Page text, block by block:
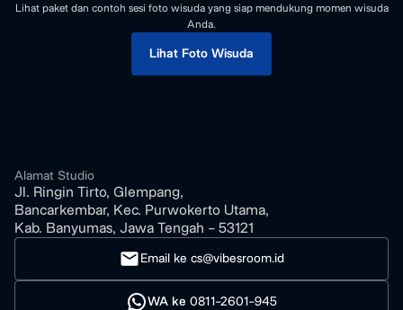
Lihat paket dan contoh sesi foto wisuda yang siap mendukung momen wisuda
Anda.
Lihat Foto Wisuda
Alamat Studio
Jl. Ringin Tirto, Glempang,
Bancarkembar, Kec. Purwokerto Utama,
Kab. Banyumas, Jawa Tengah - 53121
Email ke cs@vibesroom.id
WA ke 0811-2601-945